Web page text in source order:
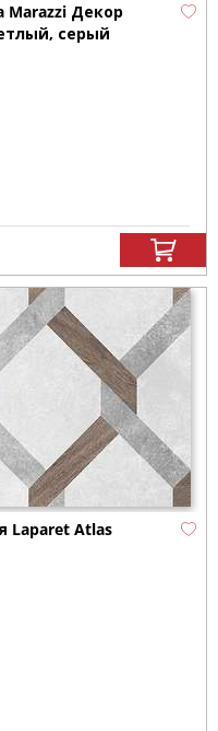
Marazzi Декор
серый
Laparet Atlas